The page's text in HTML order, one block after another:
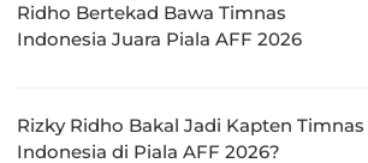
Ridho Bertekad Bawa Timnas
Indonesia Juara Piala AFF 2026
Rizky Ridho Bakal Jadi Kapten Timnas
Indonesia di Piala AFF 2026?